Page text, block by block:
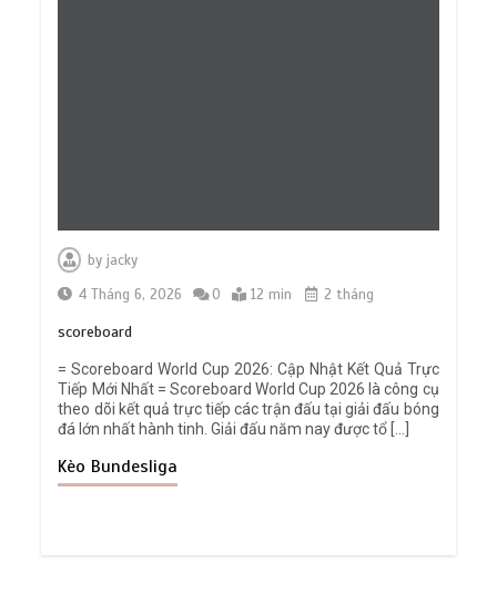
byjacky
4 Tháng 6, 2026
0 12 min 2 tháng
scoreboard
= Scoreboard World Cup 2026: Cập Nhật Kết Quả Trực
Tiếp Mới Nhất = Scoreboard World Cup 2026 là công cụ
theo dõi kết quả trực tiếp các trận đấu tại giải đấu bóng
đá lớn nhất hành tinh. Giải đấu năm nay được tổ […]
Kèo Bundesliga